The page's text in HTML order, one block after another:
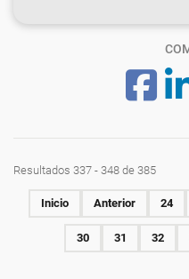
Resultados 337 - 348 de 385
Inicio Anterior 24
30 31 32